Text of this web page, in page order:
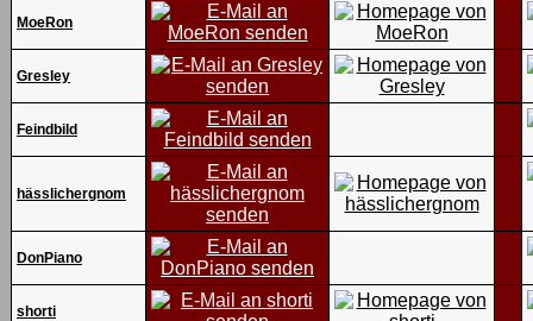
MoeRon
Gresley
Feindbild
hässlichergnom
DonPiano
shorti